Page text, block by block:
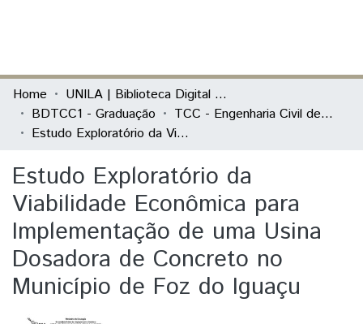
Communities & Collections
All of DSpace
Home
UNILA | Biblioteca Digital de Trabalhos de Conclusão de Curso
BDTCC1 - Graduação
TCC - Engenharia Civil de Infraestrutura
Estudo Exploratório da Viabilidade Econômica para Implementação de uma Usina Dosadora de Concreto no Município de Foz do Iguaçu
Estudo Exploratório da
Viabilidade Econômica para
Implementação de uma Usina
Dosadora de Concreto no
Município de Foz do Iguaçu